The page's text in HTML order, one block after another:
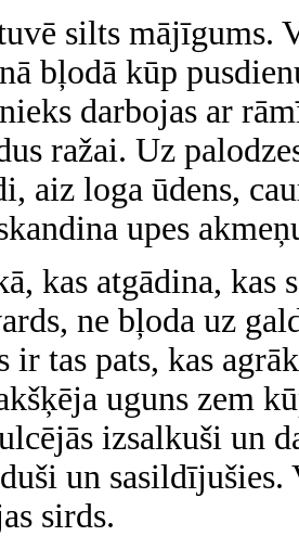
silts mājīgums.
bļodā kūp
darbojas ar
ražai. Uz
aiz loga ūdens,
upes
kas atgādina, kas
ne bļoda uz
ir tas pats, kas
uguns zem
izsalkuši un
un
sirds.